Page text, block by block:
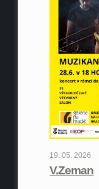
19. 05. 2026
V.Zeman